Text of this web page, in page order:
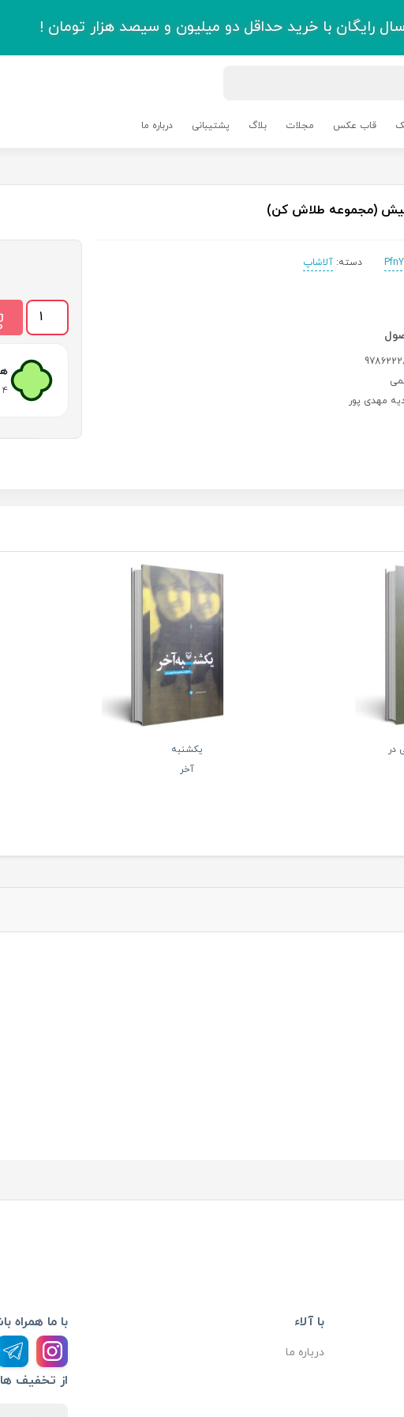
رایگان با خرید حداقل دو میلیون و سیصد هزار تومان !
قاب عکس مجلات بلاگ پشتیبانی درباره ما
(مجموعه طلاش کن)
دسته: آلاشاپ
مهدی پور
آخیش
آخیش
کن)
۴ قسط ماهانه. بدون سود، چک و ضامن.
در
یکشنبه
آخر
با آلاء
درباره ما
از تخفیف
با ما همراه